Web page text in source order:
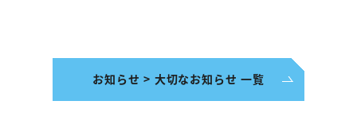
お知らせ > 大切なお知らせ 一覧